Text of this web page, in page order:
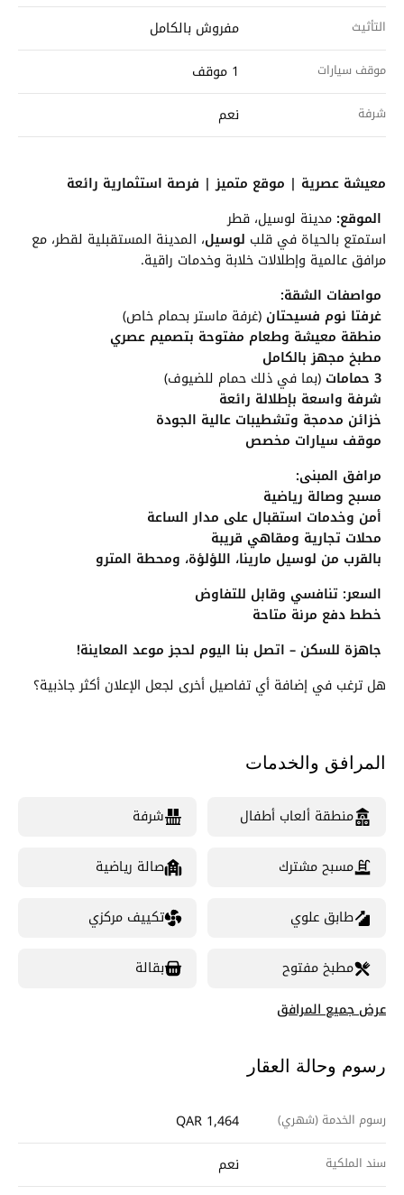
التأثيث مفروش بالكامل
موقف سيارات 1 موقف
شرفة نعم
معيشة عصرية | موقع متميز | فرصة استثمارية رائعة
الموقع: مدينة لوسيل، قطر
استمتع بالحياة في قلب لوسيل، المدينة المستقبلية لقطر، مع
مرافق عالمية وإطلالات خلابة وخدمات راقية.
مواصفات الشقة:
غرفتا نوم فسيحتان (غرفة ماستر بحمام خاص)
منطقة معيشة وطعام مفتوحة بتصميم عصري
مطبخ مجهز بالكامل
3 حمامات
(بما في ذلك حمام للضيوف)
شرفة واسعة بإطلالة رائعة
خزائن مدمجة وتشطيبات عالية الجودة
موقف سيارات مخصص
مرافق المبنى:
مسبح وصالة رياضية
أمن وخدمات استقبال على مدار الساعة
محلات تجارية ومقاهي قريبة
بالقرب من لوسيل مارينا، اللؤلؤة، ومحطة المترو
السعر: تنافسي وقابل للتفاوض
خطط دفع مرنة متاحة
جاهزة للسكن – اتصل بنا اليوم لحجز موعد المعاينة!
هل ترغب في إضافة أي تفاصيل أخرى لجعل الإعلان أكثر جاذبية؟
المرافق والخدمات
منطقة ألعاب أطفال شرفة
مسبح مشترك صالة رياضية
طابق علوي تكييف مركزي
مطبخ مفتوح
بقالة
عرض جميع المرافق
رسوم وحالة العقار
رسوم الخدمة (شهري) QAR 1,464
سند الملكية نعم